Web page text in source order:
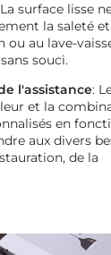
surface lisse
la saleté
ou au lave-
souci.
l'assistance:
et la
en
aux divers
de la